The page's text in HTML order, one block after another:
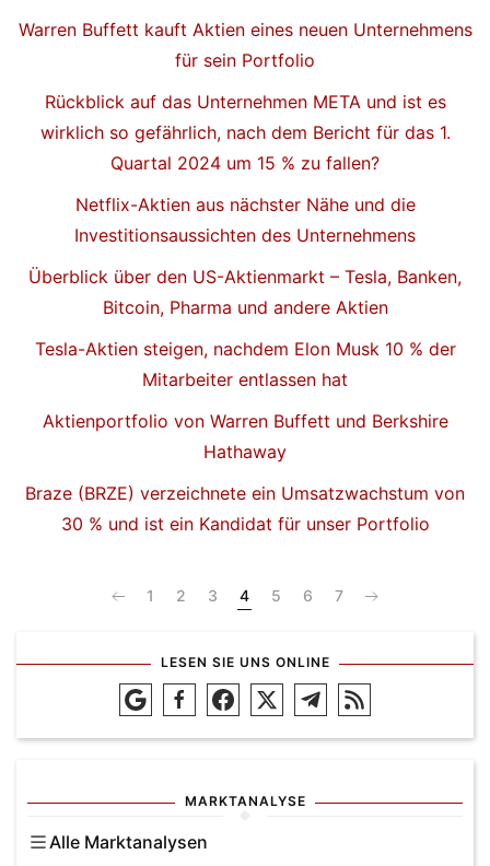
Warren Buffett kauft Aktien eines neuen Unternehmens
für sein Portfolio
Rückblick auf das Unternehmen META und ist es
wirklich so gefährlich, nach dem Bericht für das 1.
Quartal 2024 um 15 % zu fallen?
Netflix-Aktien aus nächster Nähe und die
Investitionsaussichten des Unternehmens
Überblick über den US-Aktienmarkt – Tesla, Banken,
Bitcoin, Pharma und andere Aktien
Tesla-Aktien steigen, nachdem Elon Musk 10 % der
Mitarbeiter entlassen hat
Aktienportfolio von Warren Buffett und Berkshire
Hathaway
Braze (BRZE) verzeichnete ein Umsatzwachstum von
30 % und ist ein Kandidat für unser Portfolio
1 2 3 4 5 6 7
LESEN SIE UNS ONLINE
MARKTANALYSE
Alle Marktanalysen